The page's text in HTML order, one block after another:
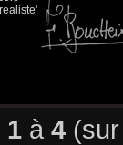
1 à 4